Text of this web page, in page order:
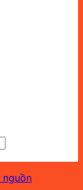
nguồn